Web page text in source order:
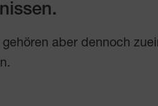
aber dennoch